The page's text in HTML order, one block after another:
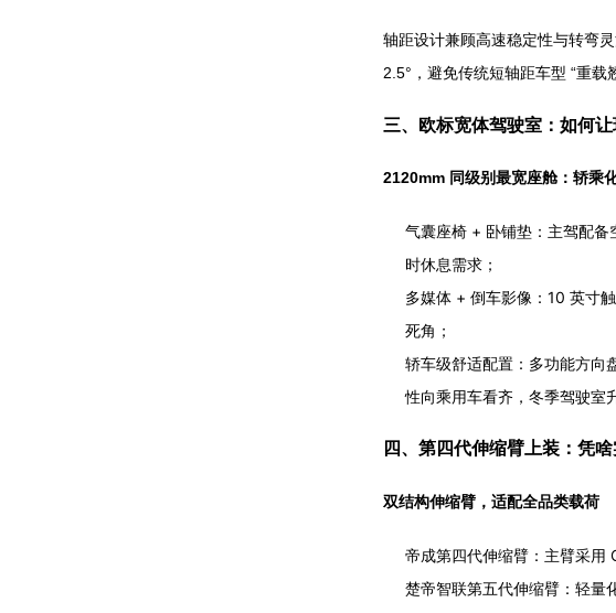
轴距设计兼顾高速稳定性与转弯
2.5°，避免传统短轴距车型 “重载
三、欧标宽体驾驶室：如何
2120mm 同级别最宽座舱：轿乘
气囊座椅 + 卧铺垫：主驾配
时休息需求；
多媒体 + 倒车影像：10 英寸
死角；
轿车级舒适配置：多功能方向
性向乘用车看齐，冬季驾驶室
四、第四代伸缩臂上装：凭
双结构伸缩臂，适配全品类载荷
帝成第四代伸缩臂：主臂采用
楚帝智联第五代伸缩臂：轻量